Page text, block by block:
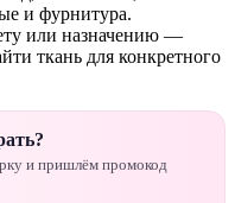
и фурнитура.
или назначению —
ткань для конкретного
и пришлём промокод